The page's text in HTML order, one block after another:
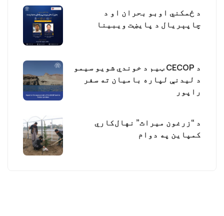
د ځمکني اوبو بحران او د
چاپېریال د پایښت ویبینا
د CECOP ټیم د خوندي شویو سیمو
د لیدنې لپاره بامیان ته سفر
راپور
د “زرغون میراث” نهال‌کاري
کمپاین په دوام